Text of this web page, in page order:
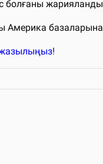
болғаны
Америка